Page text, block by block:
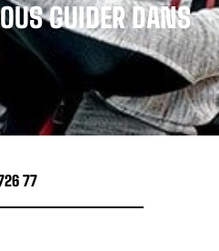
GUIDER DANS
77